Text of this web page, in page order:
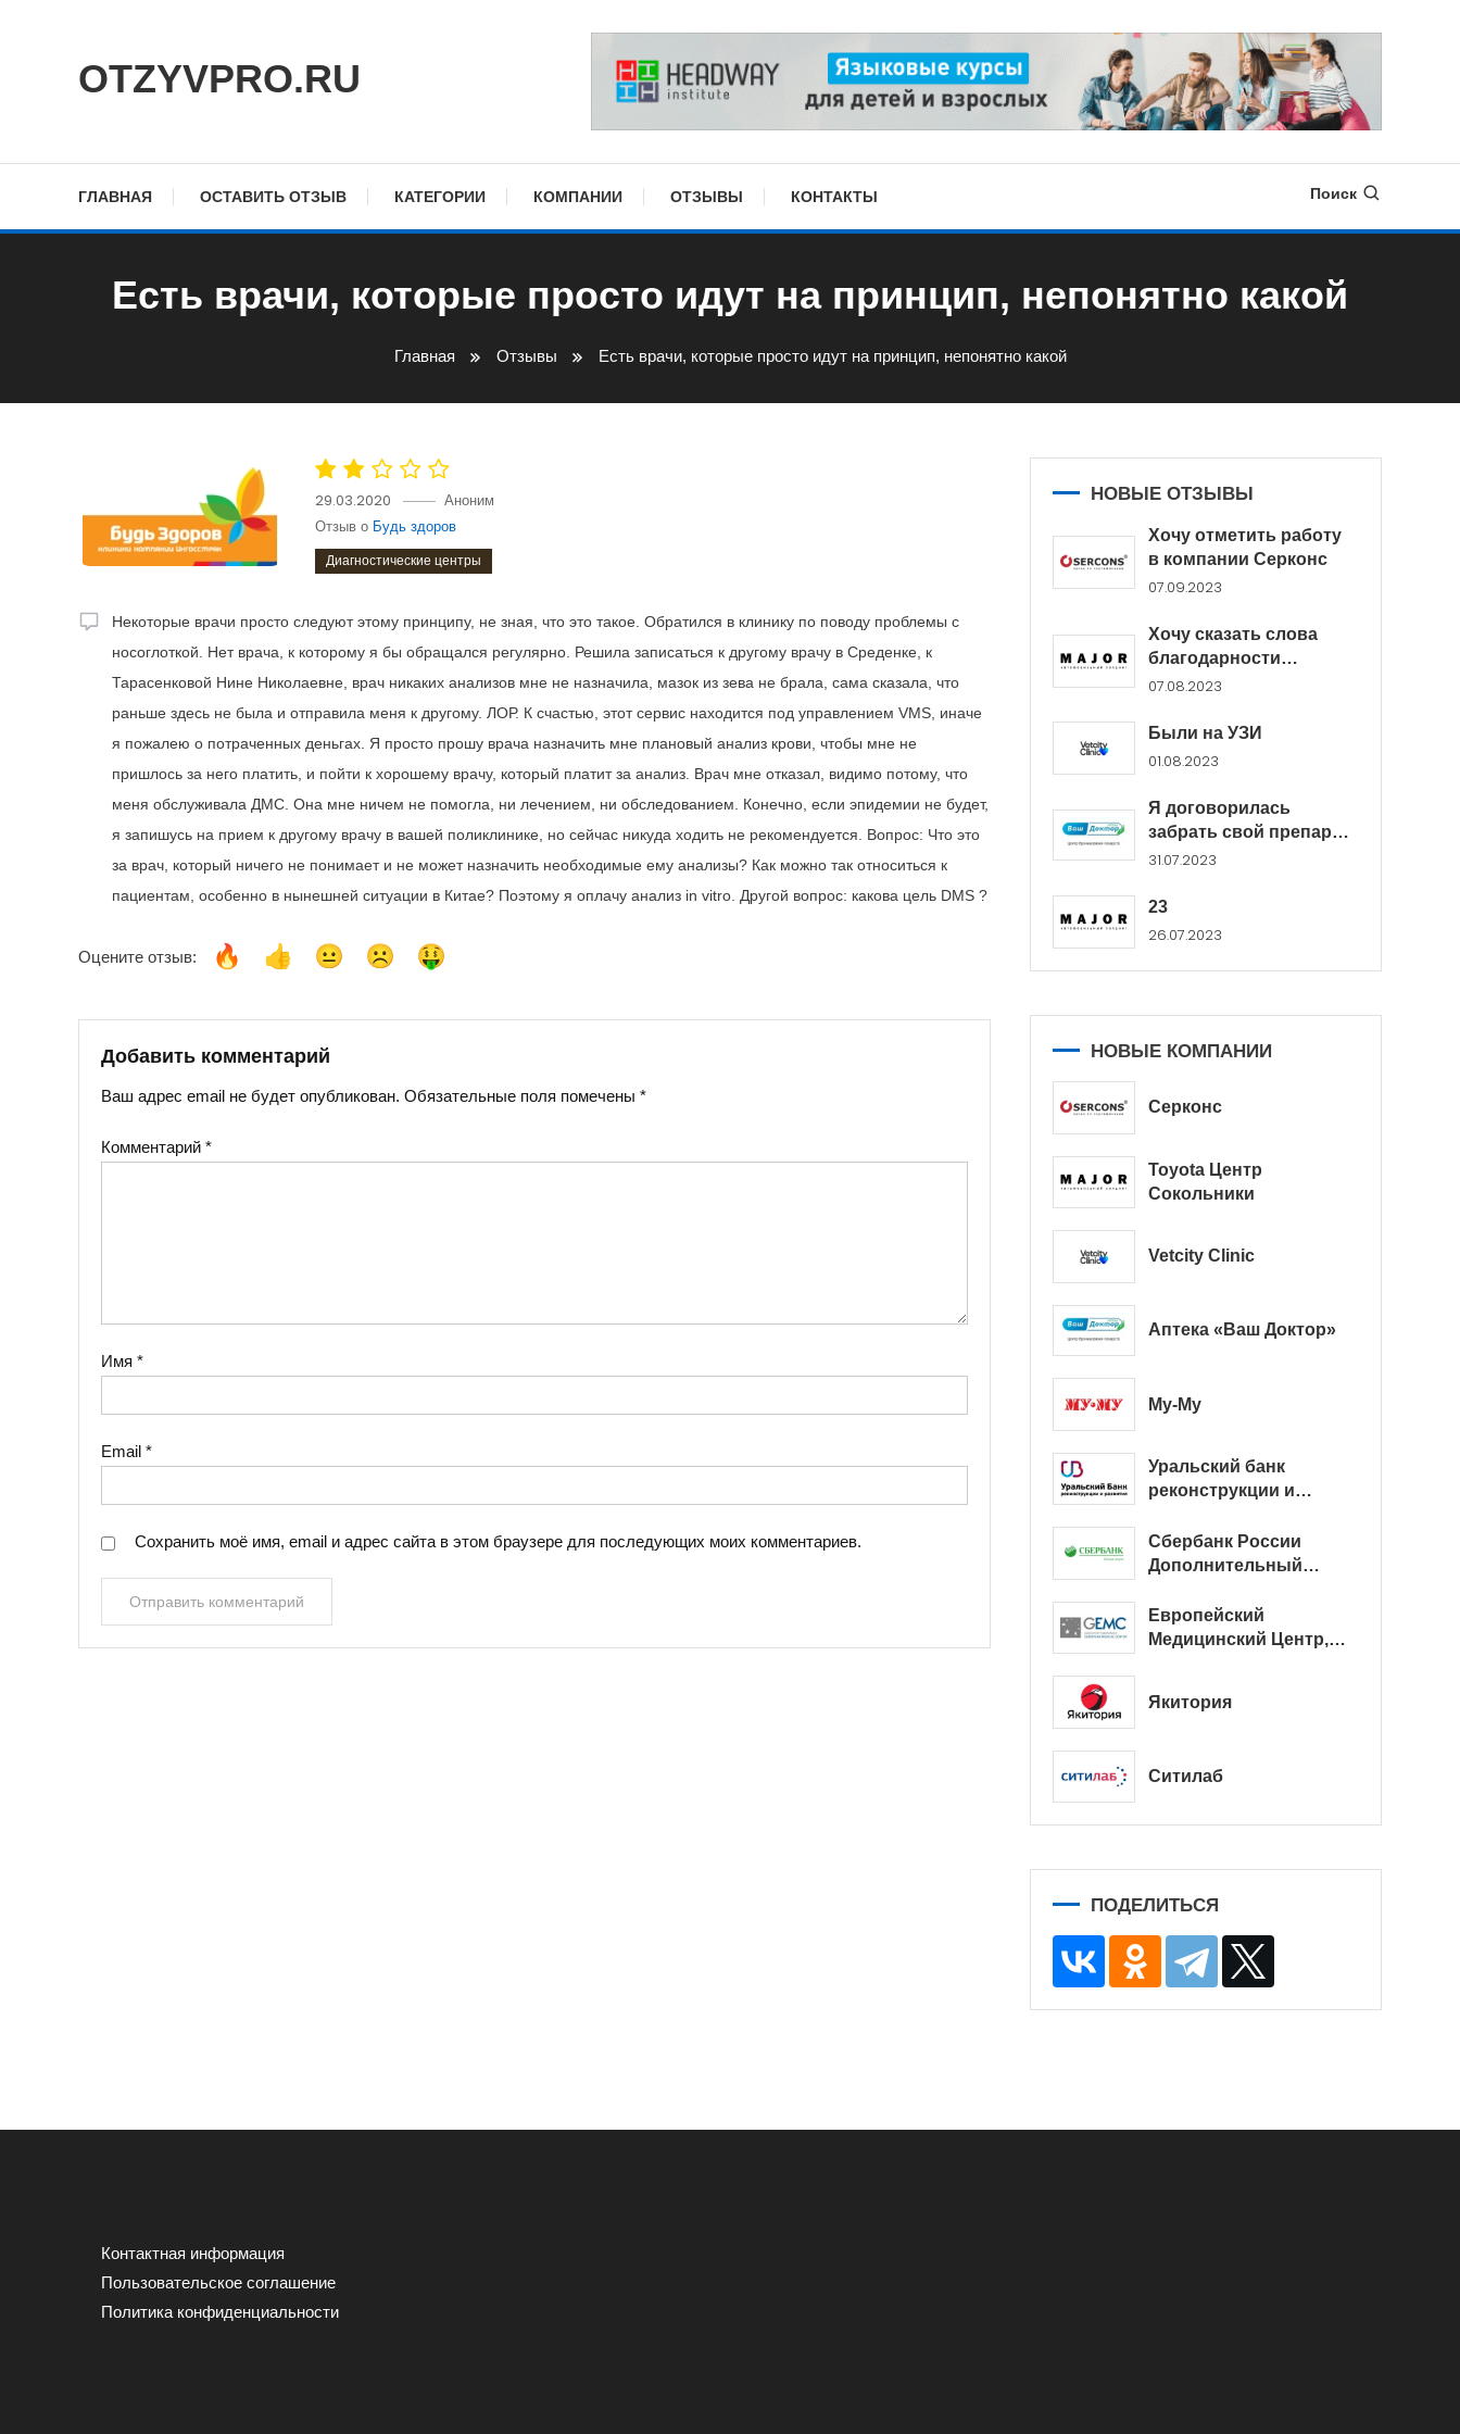
OTZYVPRO.RU
ГЛАВНАЯ ОСТАВИТЬ ОТЗЫВ КАТЕГОРИИ КОМПАНИИ ОТЗЫВЫ КОНТАКТЫ Поиск
Есть врачи, которые просто идут на принцип, непонятно какой
Главная Отзывы Есть врачи, которые просто идут на принцип, непонятно какой
29.03.2020 Аноним
Отзыв о Будь здоров
Диагностические центры
Некоторые врачи просто следуют этому принципу, не зная, что это такое. Обратился в клинику по поводу проблемы с
носоглоткой. Нет врача, к которому я бы обращался регулярно. Решила записаться к другому врачу в Среденке, к
Тарасенковой Нине Николаевне, врач никаких анализов мне не назначила, мазок из зева не брала, сама сказала, что
раньше здесь не была и отправила меня к другому. ЛОР. К счастью, этот сервис находится под управлением VMS, иначе
я пожалею о потраченных деньгах. Я просто прошу врача назначить мне плановый анализ крови, чтобы мне не
пришлось за него платить, и пойти к хорошему врачу, который платит за анализ. Врач мне отказал, видимо потому, что
меня обслуживала ДМС. Она мне ничем не помогла, ни лечением, ни обследованием. Конечно, если эпидемии не будет,
я запишусь на прием к другому врачу в вашей поликлинике, но сейчас никуда ходить не рекомендуется. Вопрос: Что это
за врач, который ничего не понимает и не может назначить необходимые ему анализы? Как можно так относиться к
пациентам, особенно в нынешней ситуации в Китае? Поэтому я оплачу анализ in vitro. Другой вопрос: какова цель DMS ?
Оцените отзыв:
Добавить комментарий
Ваш адрес email не будет опубликован. Обязательные поля помечены *
Комментарий *
Имя *
Email *
Сохранить моё имя, email и адрес сайта в этом браузере для последующих моих комментариев.
НОВЫЕ ОТЗЫВЫ
Хочу отметить работу
в компании Серконс
07.09.2023
Хочу сказать слова
благодарности
менеджерам Major...
07.08.2023
Были на УЗИ
01.08.2023
Я договорилась
забрать свой препарат
в...
31.07.2023
23
26.07.2023
НОВЫЕ КОМПАНИИ
Серконс
Toyota Центр
Сокольники
Vetcity Clinic
Аптека «Ваш Доктор»
Му-Му
Уральский банк
реконструкции и
Сбербанк России
Дополнительный
Европейский
Медицинский Центр,
Якитория
Ситилаб
ПОДЕЛИТЬСЯ
Контактная информация
Пользовательское соглашение
Политика конфиденциальности